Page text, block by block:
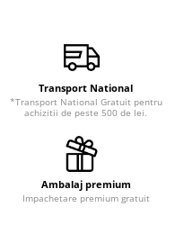
Transport National
*Transport National Gratuit pentru
achizitii de peste 500 de lei.
Ambalaj premium
Impachetare premium gratuit